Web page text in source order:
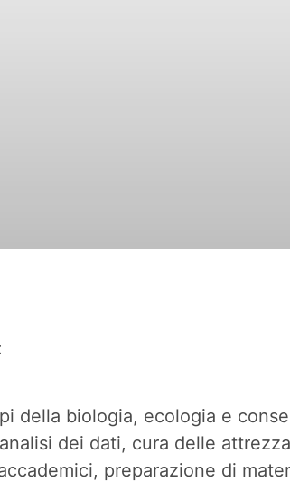
della biologia, ecologia e
dei dati, cura delle
preparazione di